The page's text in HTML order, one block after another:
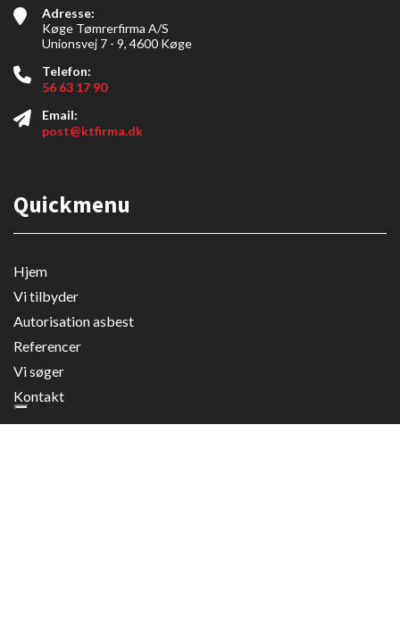
Adresse:
Køge Tømrerfirma A/S
Unionsvej 7 - 9, 4600 Køge
Telefon:
56 63 17 90
Email:
post@ktfirma.dk
Quickmenu
Hjem
Vi tilbyder
Autorisation asbest
Referencer
Vi søger
Kontakt
Copyright © 2026 - Køge Tømrerfirma A/S
Cookiepolitik